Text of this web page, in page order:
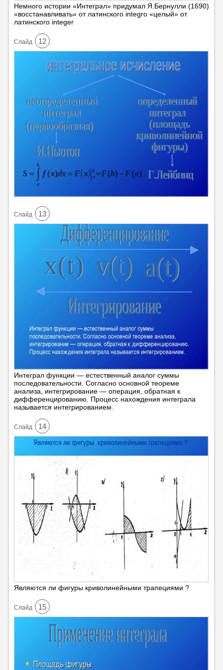
Немного истории «Интеграл» придумал Я.Бернулли (1690)
«восстанавливать» от латинского integro «целый» от
латинского integer
Cлайд 12
Cлайд 13
Интеграл функции — естественный аналог суммы
последовательности. Согласно основной теореме
анализа, интегрирование — операция, обратная к
дифференцированию. Процесс нахождения интеграла
называется интегрированием.
Cлайд 14
Являются ли фигуры криволинейными трапециями ?
Cлайд 15